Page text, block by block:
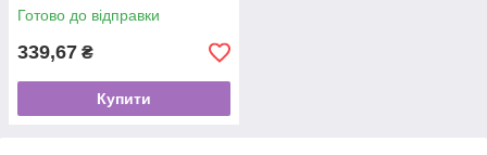
Готово до відправки
339,67 ₴
Купити